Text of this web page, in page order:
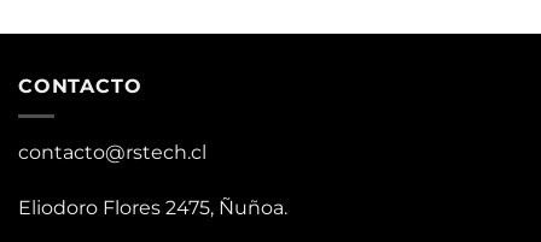
CONTACTO
contacto@rstech.cl
Eliodoro Flores 2475, Ñuñoa.